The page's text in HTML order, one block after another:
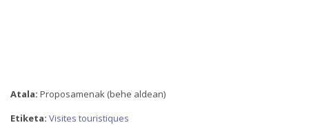
Atala: Proposamenak (behe aldean)
Etiketa: Visites touristiques